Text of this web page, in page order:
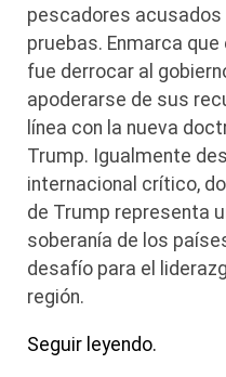
pescadores
pruebas. Enmarca
fue derrocar al
apoderarse de sus
línea con la nueva
Trump. Igualmente
internacional crítico,
de Trump representa
soberanía de los
desafío para el
región.
Seguir leyendo.